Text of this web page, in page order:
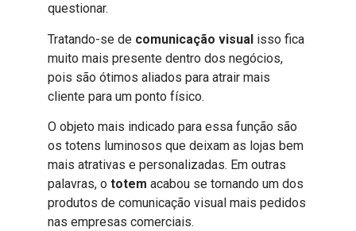
questionar.
Tratando-se de comunicação visual isso fica
muito mais presente dentro dos negócios,
pois são ótimos aliados para atrair mais
cliente para um ponto físico.
O objeto mais indicado para essa função são
os totens luminosos que deixam as lojas bem
mais atrativas e personalizadas. Em outras
palavras, o totem acabou se tornando um dos
produtos de comunicação visual mais pedidos
nas empresas comerciais.